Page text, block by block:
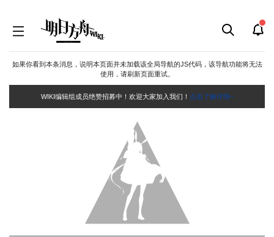
如果你看到本条消息，说明本页面并未加载该全局导航的JS代码，该导航功能将无法
使用，请刷新页面重试。
WIKI编辑组成员绝赞招募中！欢迎大家加入我们！ 点击了解详情~